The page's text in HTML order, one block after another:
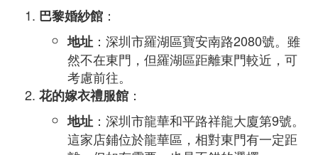
巴黎婚紗館 ：
地址 ：深圳市羅湖區寶安南路2080號。雖
然不在東門，但羅湖區距離東門較近，可
考慮前往。
花的嫁衣禮服館 ：
地址 ：深圳市龍華和平路祥龍大廈第9號。
這家店鋪位於龍華區，相對東門有一定距